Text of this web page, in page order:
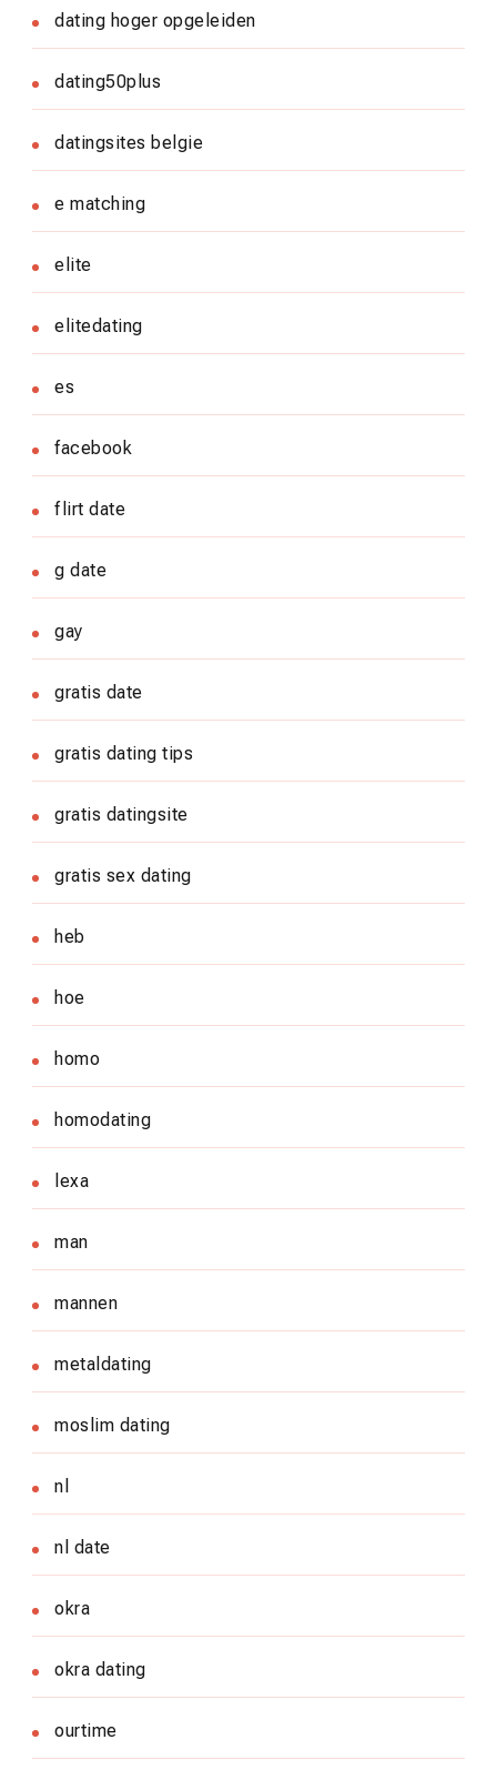
dating hoger opgeleiden
dating50plus
datingsites belgie
e matching
elite
elitedating
es
facebook
flirt date
g date
gay
gratis date
gratis dating tips
gratis datingsite
gratis sex dating
heb
hoe
homo
homodating
lexa
man
mannen
metaldating
moslim dating
nl
nl date
okra
okra dating
ourtime